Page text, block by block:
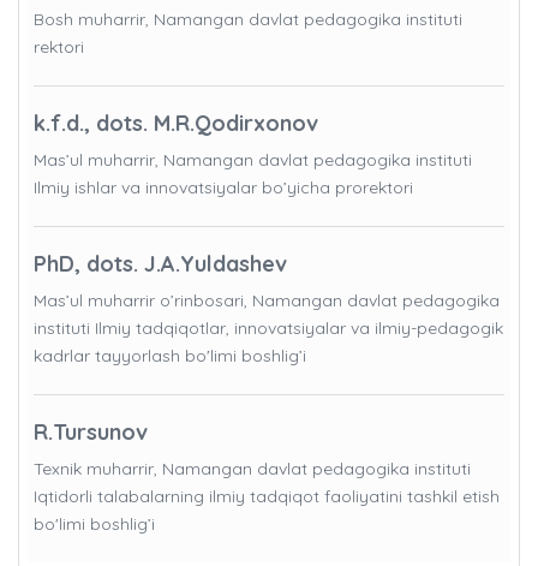
Bosh muharrir, Namangan davlat pedagogika instituti
rektori
k.f.d., dots. M.R.Qodirxonov
Mas’ul muharrir, Namangan davlat pedagogika instituti
Ilmiy ishlar va innovatsiyalar bo’yicha prorektori
PhD, dots. J.A.Yuldashev
Mas’ul muharrir o’rinbosari, Namangan davlat pedagogika
instituti Ilmiy tadqiqotlar, innovatsiyalar va ilmiy-pedagogik
kadrlar tayyorlash bo'limi boshlig’i
R.Tursunov
Texnik muharrir, Namangan davlat pedagogika instituti
Iqtidorli talabalarning ilmiy tadqiqot faoliyatini tashkil etish
bo'limi boshlig’i